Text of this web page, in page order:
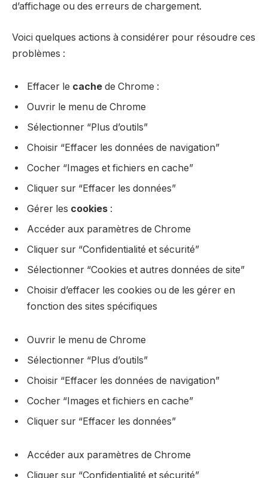
d’affichage ou des erreurs de chargement.
Voici quelques actions à considérer pour résoudre ces
problèmes :
Effacer le cache de Chrome :
Ouvrir le menu de Chrome
Sélectionner “Plus d’outils”
Choisir “Effacer les données de navigation”
Cocher “Images et fichiers en cache”
Cliquer sur “Effacer les données”
Gérer les cookies :
Accéder aux paramètres de Chrome
Cliquer sur “Confidentialité et sécurité”
Sélectionner “Cookies et autres données de site”
Choisir d’effacer les cookies ou de les gérer en
fonction des sites spécifiques
Ouvrir le menu de Chrome
Sélectionner “Plus d’outils”
Choisir “Effacer les données de navigation”
Cocher “Images et fichiers en cache”
Cliquer sur “Effacer les données”
Accéder aux paramètres de Chrome
Cliquer sur “Confidentialité et sécurité”